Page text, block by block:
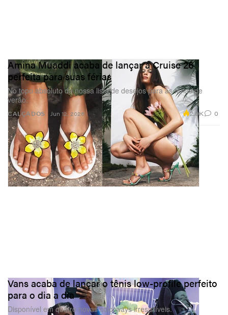
CALÇADOS
Amina Muaddi acaba de lançar a Cruise 26
perfeita para suas férias
No topo absoluto da nossa lista de desejos para as férias de
verão.
Jun 12, 2026 2.0K 0
Vans acaba de lançar o tênis low-profile perfeito
para o dia a dia
Disponível em quatro novas colorways irresistíveis.